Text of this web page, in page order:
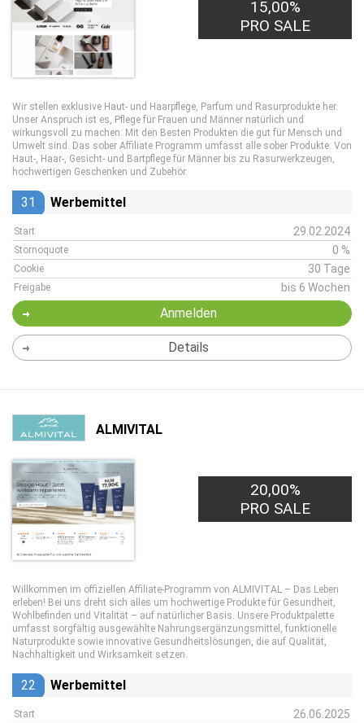
15,00%
PRO SALE
Wir stellen exklusive Haut- und Haarpflege, Parfum und Rasurprodukte her.
Unser Anspruch ist es, Pflege für Frauen und Männer natürlich und
wirkungsvoll zu machen: Mit den Besten Produkten die gut für Mensch und
Umwelt sind. Das sober Affiliate Programm umfasst alle sober Produkte: Von
Haut-, Haar-, Gesicht- und Bartpflege für Männer bis zu Rasurwerkzeugen,
hochwertigen Geschenken und Zubehör.
31 Werbemittel
Start 29.02.2024
Stornoquote 0 %
Cookie 30 Tage
Freigabe bis 6 Wochen
Anmelden
Details
ALMIVITAL
20,00%
PRO SALE
Willkommen im offiziellen Affiliate-Programm von ALMIVITAL – Das Leben
erleben! Bei uns dreht sich alles um hochwertige Produkte für Gesundheit,
Wohlbefinden und Vitalität – auf natürlicher Basis. Unsere Produktpalette
umfasst sorgfältig ausgewählte Nahrungsergänzungsmittel, funktionelle
Naturprodukte sowie innovative Gesundheitslösungen, die auf Qualität,
Nachhaltigkeit und Wirksamkeit setzen.
22 Werbemittel
Start 26.06.2025